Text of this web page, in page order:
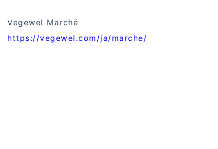
Vegewel Marché
https://vegewel.com/ja/marche/